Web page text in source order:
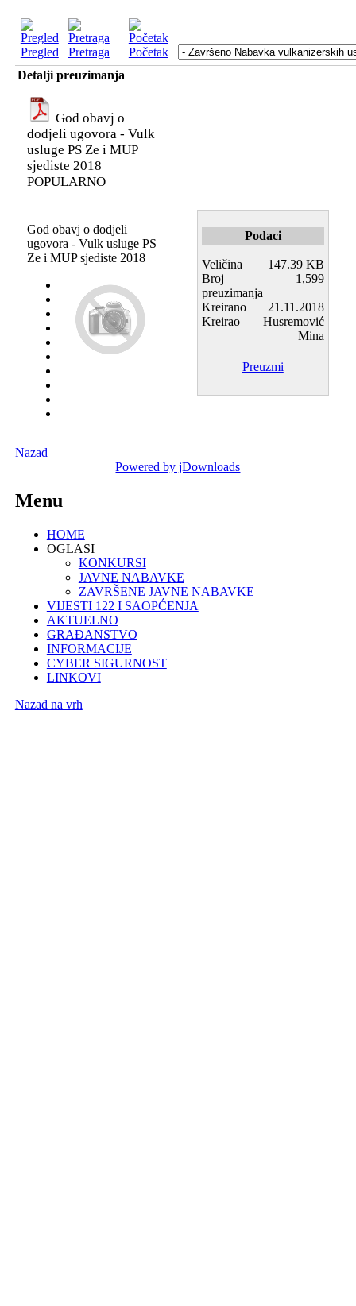
Pregled Pretraga
Početak
Detalji preuzimanja
God obavj o
dodjeli ugovora - Vulk
usluge PS Ze i MUP
sjediste 2018
POPULARNO
God obavj o dodjeli
ugovora - Vulk usluge PS
Ze i MUP sjediste 2018
Podaci
Veličina
147.39 KB
Broj
preuzimanja
1,599
Kreirano
21.11.2018
Kreirao
Husremović
Mina
Preuzmi
Nazad
Powered by jDownloads
Menu
HOME
OGLASI
KONKURSI
JAVNE NABAVKE
ZAVRŠENE JAVNE NABAVKE
VIJESTI 122 I SAOPĆENJA
AKTUELNO
GRAĐANSTVO
INFORMACIJE
CYBER SIGURNOST
LINKOVI
Nazad na vrh